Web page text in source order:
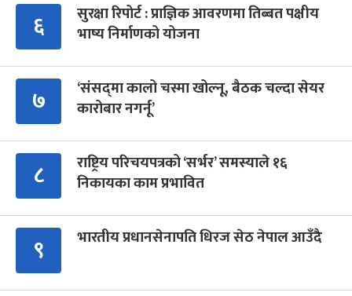
६
सुरक्षा रिपोर्ट : प्राज्ञिक आवरणमा तिब्बत पक्षीय
भाष्य निर्माणको योजना
७
‘संसद्‍मा कालो चस्मा खोल्नू, बैठक चल्दा सेयर
कारोबार नगर्नू’
८
राष्ट्रिय परिचयपत्रको ‘सर्भर’ समस्याले १६
निकायका काम प्रभावित
९ भारतीय प्रधानसेनापति धिरज सेठ नेपाल आउँदै